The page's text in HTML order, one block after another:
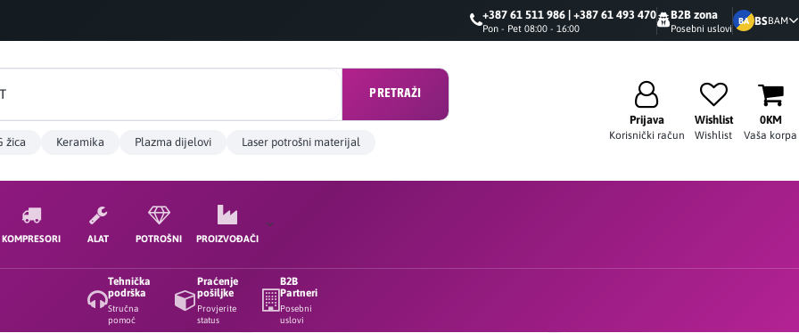
+387 61 511 986 | +387 61 493 470
Pon - Pet 08:00 - 16:00
B2B zona
Posebni uslovi
BA BSBAM
PRETRAŽI
žica Keramika Plazma dijelovi Laser potrošni materijal
Prijava
Korisnički račun
Wishlist
Wishlist
0KM
Vaša korpa
KOMPRESORI ALAT POTROŠNI PROIZVOĐAČI
Tehnička
podrška
Stručna
pomoć
Praćenje
pošiljke
Provjerite
status
B2B
Partneri
Posebni
uslovi